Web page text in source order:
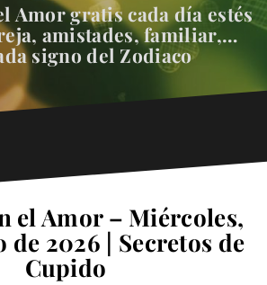
Amor gratis cada día estés
amistades, familiar,…
signo del Zodiaco
el Amor – Miércoles,
de 2026 | Secretos de
Cupido